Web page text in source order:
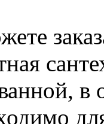
в